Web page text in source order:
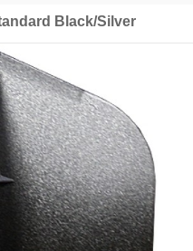
Black/Silver